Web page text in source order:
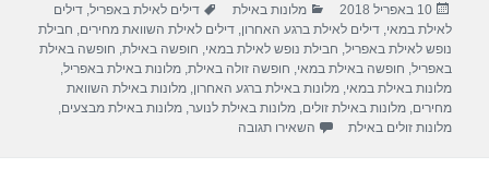
e
b
o
o
s
A
p
p
gr
a
m
e
פורסם
בתאריך
10 באפריל 2018 קטגוריות
מלונות באילת תגיות
דילים לאילת באפריל,דילים
לאילת במאי,דילים לאילת ברגע האחרון,דילים לאילת השוואת מחירים, חבילת
נופש לאילת באפריל, חבילת נופש לאילת במאי, חופשה באילת, חופשה באילת
באפריל, חופשה באילת במאי, חופשה זולה באילת,מלונות באילת באפריל,
מלונות באילת במאי,מלונות באילת ברגע האחרון,מלונות באילת השוואת
מחירים,מלונות באילת זולים,מלונות באילת לנוער,מלונות באילת מבצעים,
מלונות זולים באילת
השאירו תגובה